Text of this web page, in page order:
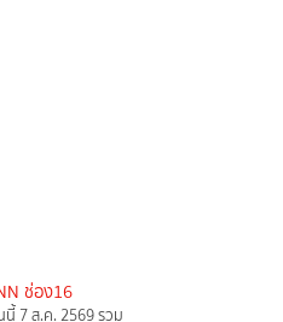
ช่อง16
7 ส.ค. 2569 รวม